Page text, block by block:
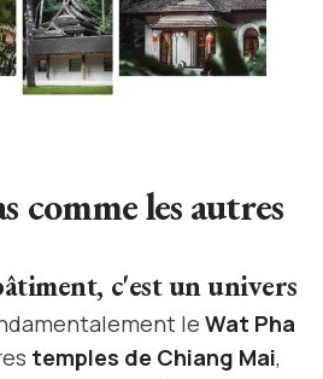
comme les autres
c'est un univers
le Wat Pha
temples de Chiang Mai,